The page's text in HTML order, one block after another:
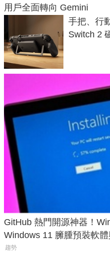
用戶全面轉向 Gemini
手把、行
Switch 2
GitHub 熱門開源神器！
Windows 11 臃腫預裝軟
趨勢